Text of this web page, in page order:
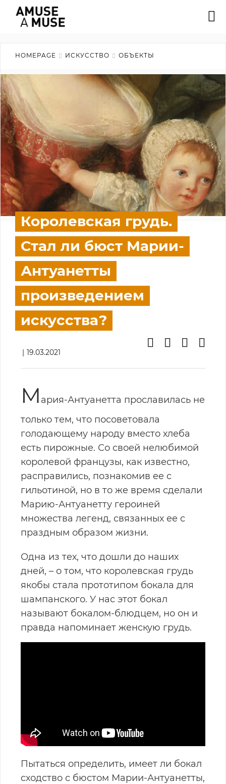
HOMEPAGE ИСКУССТВО ОБЪЕКТЫ
Королевская грудь.
Стал ли бюст Марии-
Антуанетты
произведением
искусства?
19.03.2021
М ария-Антуанетта прославилась не
только тем, что посоветовала
голодающему народу вместо хлеба
есть пирожные. Со своей нелюбимой
королевой французы, как известно,
расправились, познакомив ее с
гильотиной, но в то же время сделали
Марию-Антуанетту героиней
множества легенд, связанных ее с
праздным образом жизни.
Одна из тех, что дошли до наших
дней, – о том, что королевская грудь
якобы стала прототипом бокала для
шампанского. У нас этот бокал
называют бокалом-блюдцем, но он и
правда напоминает женскую грудь.
Пытаться определить, имеет ли бокал
сходство с бюстом Марии-Антуанетты,